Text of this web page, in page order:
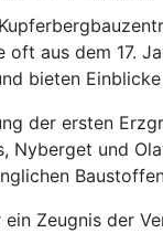
aus dem 17.
bieten
der ersten
und
Zeugnis der